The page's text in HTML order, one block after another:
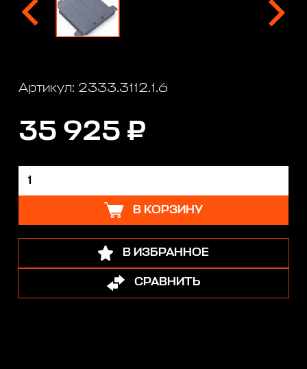
Артикул: 2333.3112.1.6
35 925 ₽
В КОРЗИНУ
В ИЗБРАННОЕ
СРАВНИТЬ